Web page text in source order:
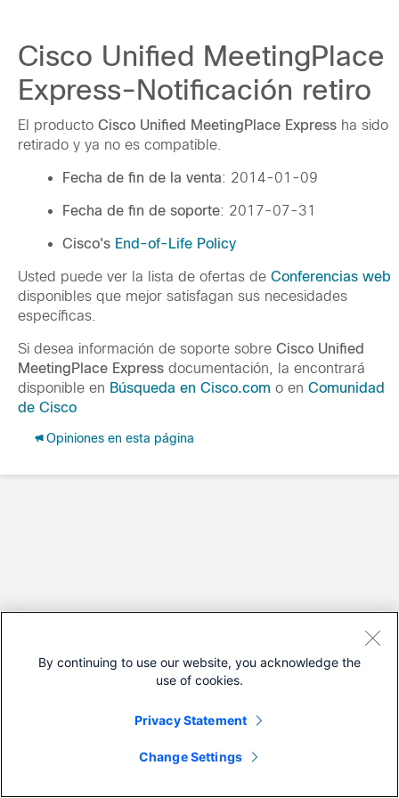
Cisco Unified MeetingPlace
Express-Notificación retiro
El producto Cisco Unified MeetingPlace Express ha sido
retirado y ya no es compatible.
Fecha de fin de la venta: 2014-01-09
Fecha de fin de soporte: 2017-07-31
Cisco's End-of-Life Policy
Usted puede ver la lista de ofertas de Conferencias web
disponibles que mejor satisfagan sus necesidades
específicas.
Si desea información de soporte sobre Cisco Unified
MeetingPlace Express documentación, la encontrará
disponible en Búsqueda en Cisco.com o en Comunidad
de Cisco
Opiniones en esta página
By continuing to use our website, you acknowledge the
use of cookies.
Privacy Statement
Change Settings